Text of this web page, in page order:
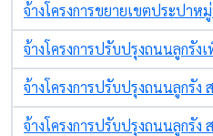
จ้างโครงการขยายเขตประปา
จ้างโครงการปรับปรุงถนนลูกรัง
จ้างโครงการปรับปรุงถนนลูกรั
จ้างโครงการปรับปรุงถนนลูกรัง